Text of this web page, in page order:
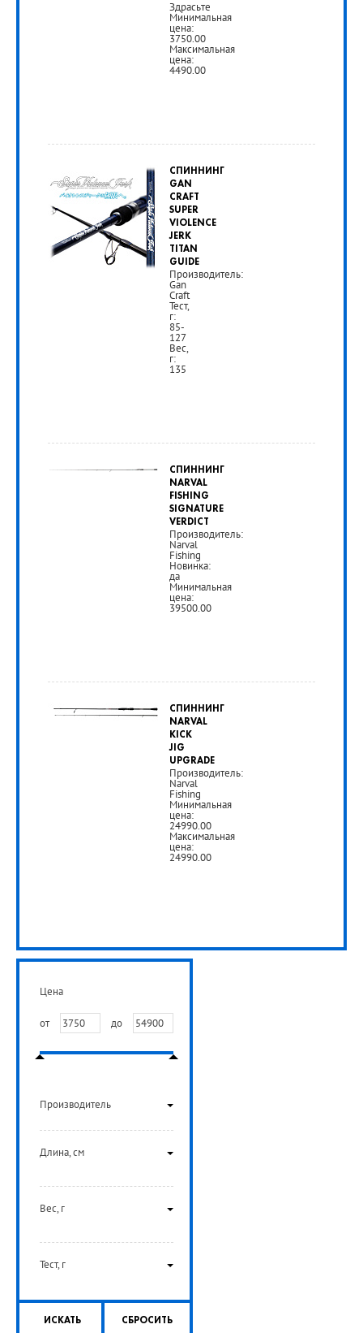
РУБ
Здрасьте
Минимальная
цена:
3750.00
Максимальная
цена:
4490.00
3
750
руб.
РУБ
СПИННИНГ
GAN
CRAFT
SUPER
VIOLENCE
JERK
TITAN
GUIDE
Производитель:
Gan
Craft
Тест,
г:
85-
127
Вес,
г:
135
СПИННИНГ
NARVAL
FISHING
SIGNATURE
VERDICT
Производитель:
Narval
Fishing
Новинка:
да
Минимальная
цена:
39500.00
39
500
руб.
РУБ
СПИННИНГ
NARVAL
KICK
JIG
UPGRADE
Производитель:
Narval
Fishing
Минимальная
цена:
24990.00
Максимальная
цена:
24990.00
500
Цена
от до
Производитель
Длина, см
Вес, г
Тест, г
ИСКАТЬ СБРОСИТЬ